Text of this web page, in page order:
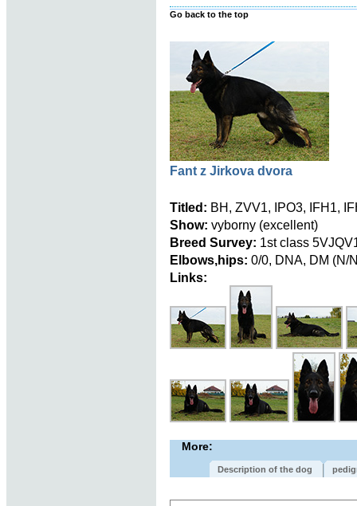
Go back to the top
Fant z Jirkova dvora
Titled: BH, ZVV1, IPO3, IFH1,
Show: vyborny (excellent)
Breed Survey: 1st class
Elbows,hips: 0/0, DNA, DM (N/
Links:
More:
Description of the dog